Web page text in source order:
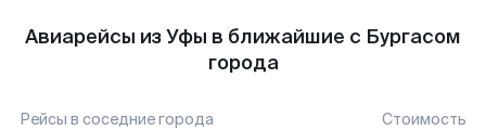
Авиарейсы из Уфы в ближайшие с Бургасом
города
Рейсы в соседние города Стоимость